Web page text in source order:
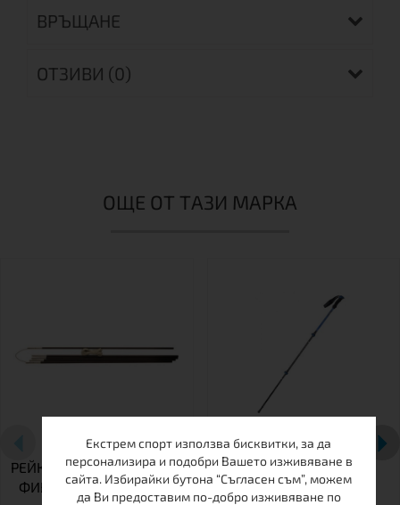
ВРЪЩАНЕ
ОТЗИВИ (0)
ОЩЕ ОТ ТАЗИ МАРКА
РЕЙКИ КОМПЛЕКТ VANGO
ФИБРОСТЪКЛО 8.5 ММ
ЩЕКА VANGO PICO
Екстрем спорт използва бисквитки, за да
персонализира и подобри Вашето изживяване в
сайта. Избирайки бутона “Съгласен съм”, можем
да Ви предоставим по-добро изживяване по